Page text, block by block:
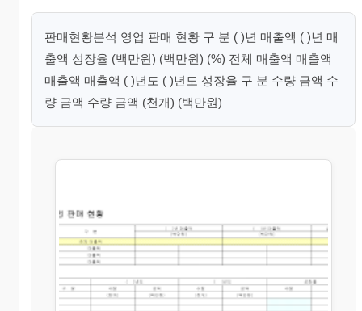
판매현황분석 영업 판매 현황 구 분 ( )년 매출액 ( )년 매
출액 성장율 (백만원) (백만원) (%) 전체 매출액 매출액
매출액 매출액 ( )년도 ( )년도 성장율 구 분 수량 금액 수
량 금액 수량 금액 (천개) (백만원)